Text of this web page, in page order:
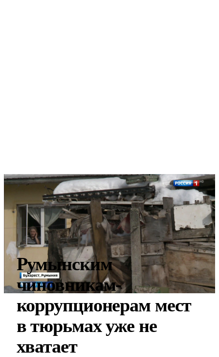
Румынским
чиновникам-
коррупционерам мест
в тюрьмах уже не
хватает